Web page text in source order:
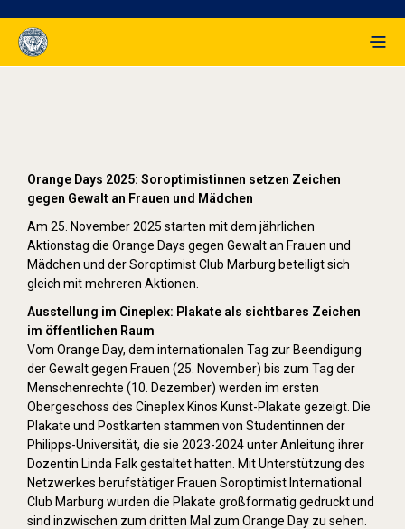
Orange Days 2025: Soroptimistinnen setzen Zeichen
gegen Gewalt an Frauen und Mädchen
Am 25. November 2025 starten mit dem jährlichen
Aktionstag die Orange Days gegen Gewalt an Frauen und
Mädchen und der Soroptimist Club Marburg beteiligt sich
gleich mit mehreren Aktionen.
Ausstellung im Cineplex: Plakate als sichtbares Zeichen
im öffentlichen Raum
Vom Orange Day, dem internationalen Tag zur Beendigung
der Gewalt gegen Frauen (25. November) bis zum Tag der
Menschenrechte (10. Dezember) werden im ersten
Obergeschoss des Cineplex Kinos Kunst-Plakate gezeigt. Die
Plakate und Postkarten stammen von Studentinnen der
Philipps-Universität, die sie 2023-2024 unter Anleitung ihrer
Dozentin Linda Falk gestaltet hatten. Mit Unterstützung des
Netzwerkes berufstätiger Frauen Soroptimist International
Club Marburg wurden die Plakate großformatig gedruckt und
sind inzwischen zum dritten Mal zum Orange Day zu sehen.